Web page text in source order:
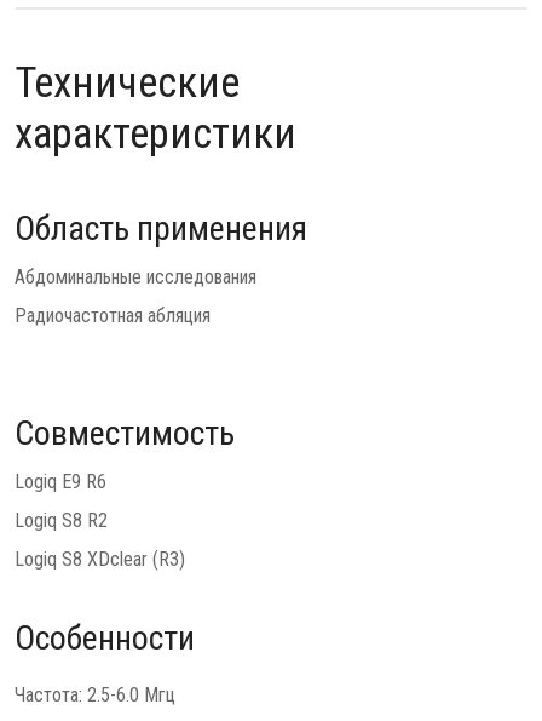
Технические
характеристики
Область применения
Абдоминальные исследования
Радиочастотная абляция
Совместимость
Logiq E9 R6
Logiq S8 R2
Logiq S8 XDclear (R3)
Особенности
Частота: 2.5-6.0 Мгц